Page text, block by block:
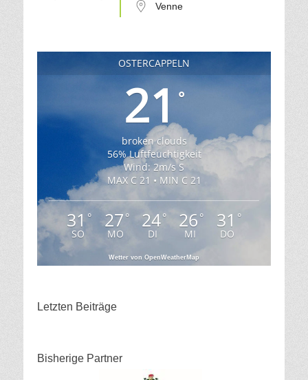
Venne
OSTERCAPPELN
21°
broken clouds
56% Luftfeuchtigkeit
Wind: 2m/s S
MAX C 21 • MIN C 21
31 °
SO
27 °
MO
24°
DI
26 °
MI
31 °
DO
Wetter von OpenWeatherMap
Letzten Beiträge
Bisherige Partner